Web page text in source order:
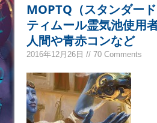
MOPTQ（スタンダー
ティムール霊気池使用
人間や青赤コンなど
2016年12月26日 // 70 Comments